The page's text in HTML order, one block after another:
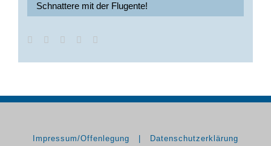
Schnattere mit der Flugente!
Impressum/Offenlegung Datenschutzerklärung